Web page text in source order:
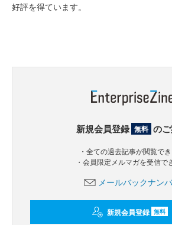
好評を得ています。
新規会員登録 無料 の
・全ての過去記事が閲覧で
・会員限定メルマガを受信で
メールバックナン
新規会員登録 無料